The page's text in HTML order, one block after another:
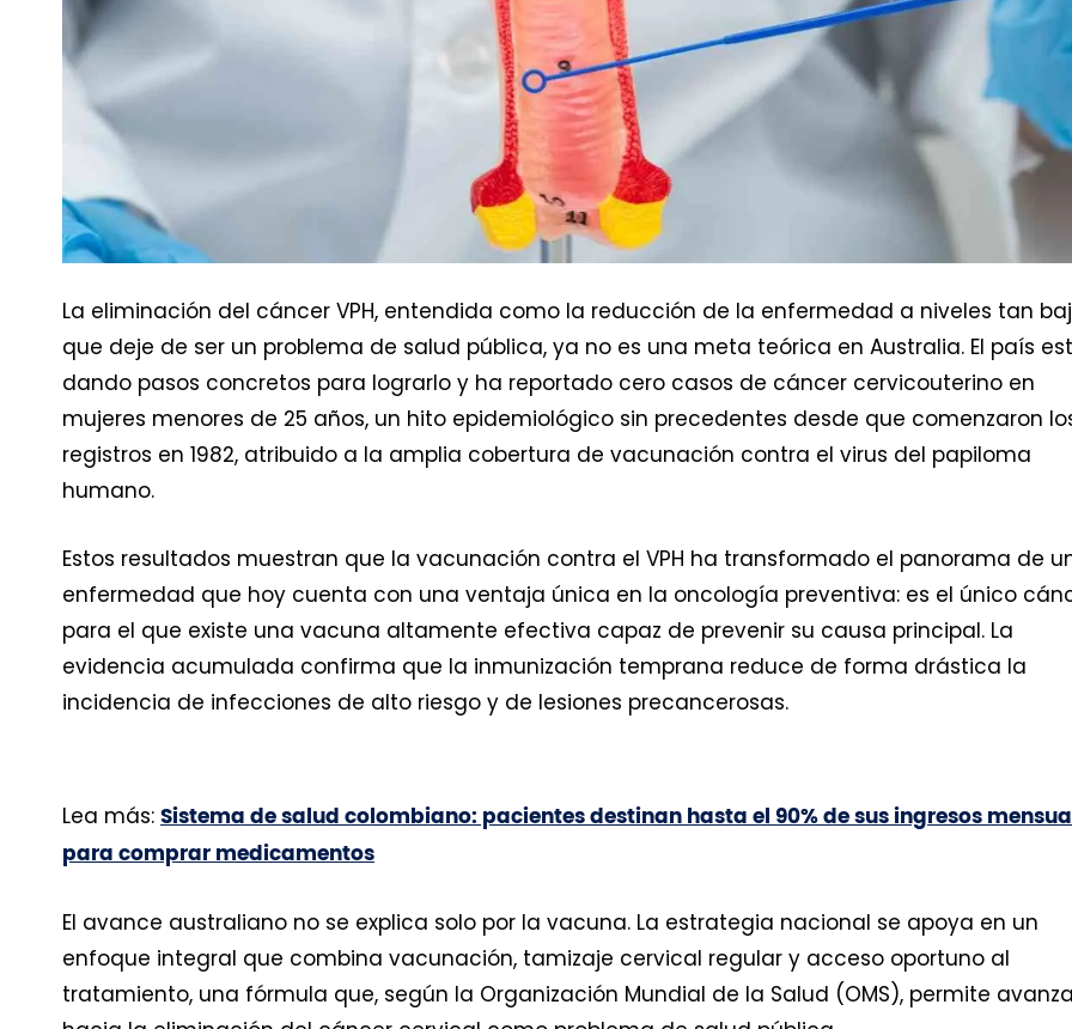
La eliminación del cáncer VPH, entendida como la reducción de la enfermedad a niveles tan
que deje de ser un problema de salud pública, ya no es una meta teórica en Australia. El país
dando pasos concretos para lograrlo y ha reportado cero casos de cáncer cervicouterino en
mujeres menores de 25 años, un hito epidemiológico sin precedentes desde que comenzaron
registros en 1982, atribuido a la amplia cobertura de vacunación contra el virus del papiloma
humano.
Estos resultados muestran que la vacunación contra el VPH ha transformado el panorama de
enfermedad que hoy cuenta con una ventaja única en la oncología preventiva: es el único
para el que existe una vacuna altamente efectiva capaz de prevenir su causa principal. La
evidencia acumulada confirma que la inmunización temprana reduce de forma drástica la
incidencia de infecciones de alto riesgo y de lesiones precancerosas.
Lea más: Sistema de salud colombiano: pacientes destinan hasta el 90% de sus ingresos
para comprar medicamentos
El avance australiano no se explica solo por la vacuna. La estrategia nacional se apoya en un
enfoque integral que combina vacunación, tamizaje cervical regular y acceso oportuno al
tratamiento, una fórmula que, según la Organización Mundial de la Salud (OMS), permite